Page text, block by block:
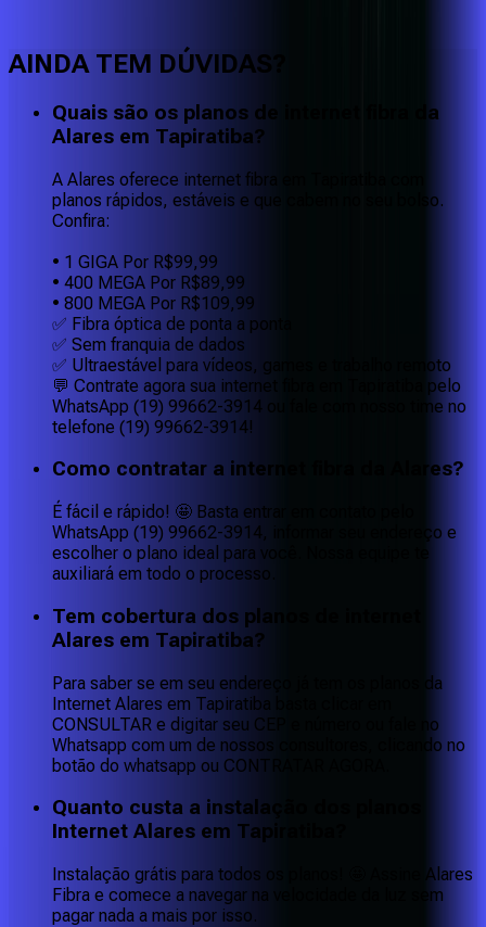
AINDA TEM DÚVIDAS?
Quais são os planos de internet fibra da
Alares em Tapiratiba?
A Alares oferece internet fibra em Tapiratiba com
planos rápidos, estáveis e que cabem no seu bolso.
Confira:
• 1 GIGA Por R$99,99
• 400 MEGA Por R$89,99
• 800 MEGA Por R$109,99
✅ Fibra óptica de ponta a ponta
✅ Sem franquia de dados
✅ Ultraestável para vídeos, games e trabalho remoto
💬 Contrate agora sua internet fibra em Tapiratiba pelo
WhatsApp (19) 99662-3914 ou fale com nosso time no
telefone (19) 99662-3914!
Como contratar a internet fibra da Alares?
É fácil e rápido! 🤩 Basta entrar em contato pelo
WhatsApp (19) 99662-3914, informar seu endereço e
escolher o plano ideal para você. Nossa equipe te
auxiliará em todo o processo.
Tem cobertura dos planos de internet
Alares em Tapiratiba?
Para saber se em seu endereço já tem os planos da
Internet Alares em Tapiratiba basta clicar em
CONSULTAR e digitar seu CEP e número ou fale no
Whatsapp com um de nossos consultores, clicando no
botão do whatsapp ou CONTRATAR AGORA.
Quanto custa a instalação dos planos
Internet Alares em Tapiratiba?
Instalação grátis para todos os planos! 🤩 Assine Alares
Fibra e comece a navegar na velocidade da luz sem
pagar nada a mais por isso.